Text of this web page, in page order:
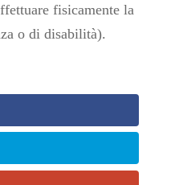
fisicamente la
o di disabilità).